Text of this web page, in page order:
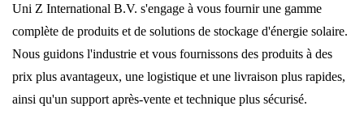
Uni Z International B.V. s'engage à vous fournir une gamme
complète de produits et de solutions de stockage d'énergie solaire.
Nous guidons l'industrie et vous fournissons des produits à des
prix plus avantageux, une logistique et une livraison plus rapides,
ainsi qu'un support après-vente et technique plus sécurisé.